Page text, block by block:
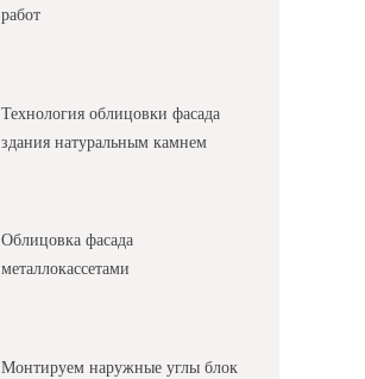
работ
Технология облицовки фасада
здания натуральным камнем
Облицовка фасада
металлокассетами
Монтируем наружные углы блок